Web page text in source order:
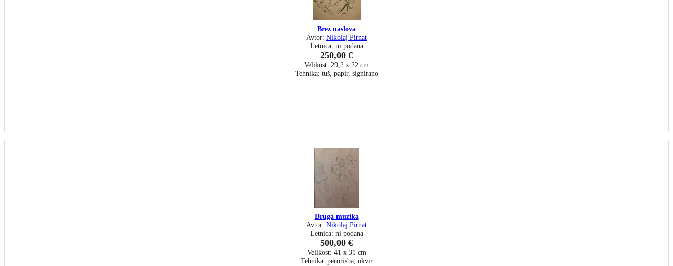
Brez naslova
Avtor: Nikolaj Pirnat
Letnica: ni podana
250,00 €
Velikost: 29,2 x 22 cm
Tehnika: tuš, papir, signirano
Druga muzika
Avtor: Nikolaj Pirnat
Letnica: ni podana
500,00 €
Velikost: 41 x 31 cm
Tehnika: perorisba, okvir